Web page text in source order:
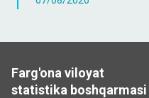
Farg'ona viloyat
statistika boshqarmasi